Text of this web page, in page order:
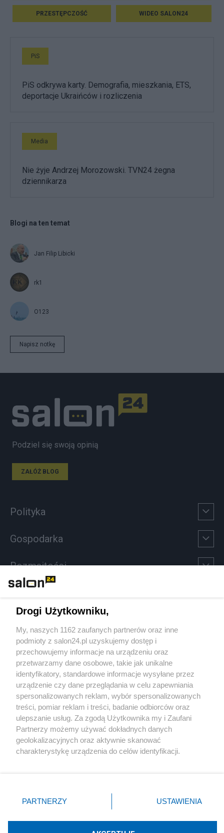
PRZESTĘPCZOŚĆ WIDEO SALON24
PiS
PiS odkrywa karty. Demografia, mieszkania, ETS,
deportacje Ukraińców i rozliczenia
Media
Nie żyje Andrzej Morozowski. TVN24 żegna
dziennikarza
Blogi na ten temat
Jan Filip Libicki
rk1
O123
Napisz notkę
Podziel się swoją opinią
ZAŁÓŻ BLOG
Polityka
Gospodarka
Rozmaitości
Sport
Społeczeństwo
Kultura
X Facebook Instagram Youtube
Drogi Użytkowniku,
My, naszych 1162 zaufanych partnerów oraz inne
podmioty z salon24.pl uzyskujemy dostęp i
przechowujemy informacje na urządzeniu oraz
przetwarzamy dane osobowe, takie jak unikalne
identyfikatory, standardowe informacje wysyłane przez
urządzenie czy dane przeglądania w celu zapewniania
spersonalizowanych reklam, wybór spersonalizowanych
treści, pomiar reklam i treści, badanie odbiorców oraz
ulepszanie usług. Za zgodą Użytkownika my i Zaufani
Partnerzy możemy używać dokładnych danych
geolokalizacyjnych oraz aktywnie skanować
charakterystykę urządzenia do celów identyfikacji.
zmienić/wycofać klikając przycisk ustawień prywatności
znajdujący się w lewym dolnym rogu strony
rodzaje przetwarzania danych nie wymagają zgody
użytkownika, ale masz prawo sprzeciwić się takiemu
PARTNERZY USTAWIENIA